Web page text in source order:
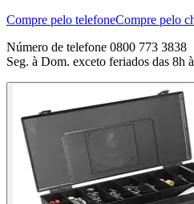
Compre pelo telefoneCompre pelo
Número de telefone 0800 773 3838
Seg. à Dom. exceto feriados das 8h